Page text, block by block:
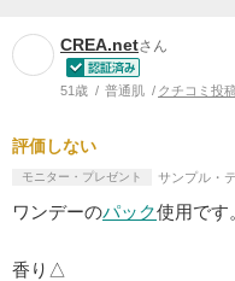
CREA.netさん
51歳 普通肌 クチコミ投
評価しない
モニター・プレゼント サンプル・
ワンデーのパック使用です
香り△